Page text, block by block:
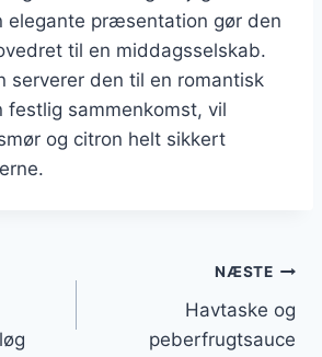
elegante præsentation gør den
til en middagsselskab.
serverer den til en romantisk
festlig sammenkomst, vil
og citron helt sikkert
NÆSTE
Havtaske og
peberfrugtsauce